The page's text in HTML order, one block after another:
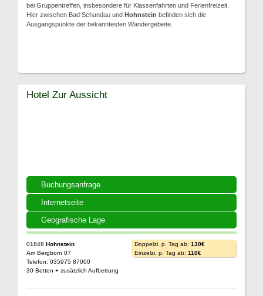
bei Gruppentreffen, insbesondere für Klassenfahrten und Ferienfreizeit.
Hier zwischen Bad Schandau und Hohnstein befinden sich die
Ausgangspunkte der bekanntesten Wandergebiete.
Buchungsanfrage
Internetseite
Geografische Lage
Hotel Zur Aussicht
01848 Hohnstein
Am Bergborn 07
Telefon: 035975 87000
30 Betten + zusätzlich Aufbettung
Doppelzi. p. Tag ab: 130€
Einzelzi. p. Tag ab: 110€